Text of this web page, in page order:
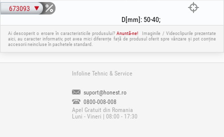
673093
D[mm]: 50-40;
Ai descoperit o eroare în caracteristicile produsului?Anuntă-ne!
Imaginile / Videoclipurile prezentate
aici, au caracter informativ, pot avea mici diferențe față de produsul oferit spre vânzare și pot conține
accesorii neincluse în pachetele standard.
Infoline Tehnic & Service
suport@honest.ro
0800-008-008
Apel Gratuit din Romania
Luni - Vineri | 08:00 - 17:30